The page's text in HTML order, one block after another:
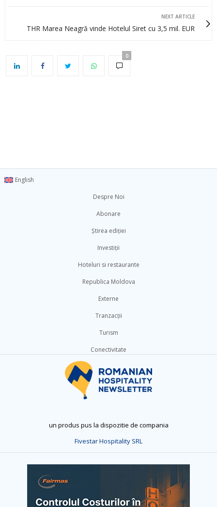
NEXT ARTICLE
THR Marea Neagră vinde Hotelul Siret cu 3,5 mil. EUR
0
English
Despre Noi
Abonare
Știrea ediției
Investiții
Hoteluri si restaurante
Republica Moldova
Externe
Tranzacții
Turism
Conectivitate
un produs pus la dispozitie de compania
Fivestar Hospitality SRL